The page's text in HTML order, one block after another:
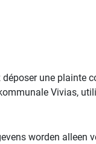
une plainte
Vivias,
worden alleen